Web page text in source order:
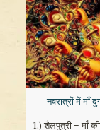
नवरात्रों में माँ
1.) शैलपुत्री – माँ